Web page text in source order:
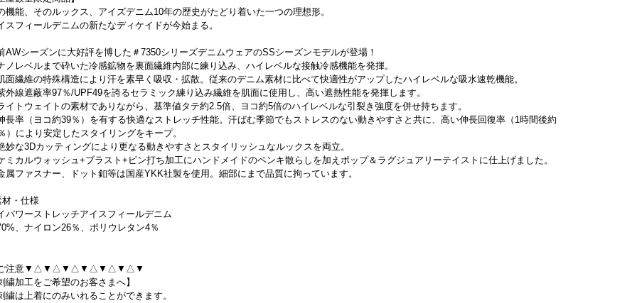
機能、そのルックス、アイズデニム10年の歴史がたどり着いた一つの理想形。
スフィールデニムの新たなディケイドが今始まる。
シーズンに大好評を博した＃7350シリーズデニムウェアのSSシーズンモデルが登場！
レベルまで砕いた冷感鉱物を裏面繊維内部に練り込み、ハイレベルな接触冷感機能を発揮。
繊維の特殊構造により汗を素早く吸収・拡散。従来のデニム素材に比べて快適性がアップしたハイレベルな吸水速乾機能。
線遮蔽率97％/UPF49を誇るセラミック練り込み繊維を肌面に使用し、高い遮熱性能を発揮します。
トウェイトの素材でありながら、基準値タテ約2.5倍、ヨコ約5倍のハイレベルな引裂き強度を併せ持ちます。
率（ヨコ約39％）を有する快適なストレッチ性能。汗ばむ季節でもストレスのない動きやすさと共に、高い伸長回復率（1時間後約
）により安定したスタイリングをキープ。
な3Dカッティングにより更なる動きやすさとスタイリッシュなルックスを両立。
カルウォッシュ+ブラスト+ピン打ち加工にハンドメイドのペンキ散らしを加えポップ＆ラグジュアリーテイストに仕上げました。
ファスナー、ドット釦等は国産YKK社製を使用。細部にまで品質に拘っています。
・仕様
パワーストレッチアイスフィールデニム
、ナイロン26％、ポリウレタン4％
注意▼△▼△▼△▼△▼△▼△▼
繍加工をご希望のお客さまへ】
繍は上着にのみいれることができます。